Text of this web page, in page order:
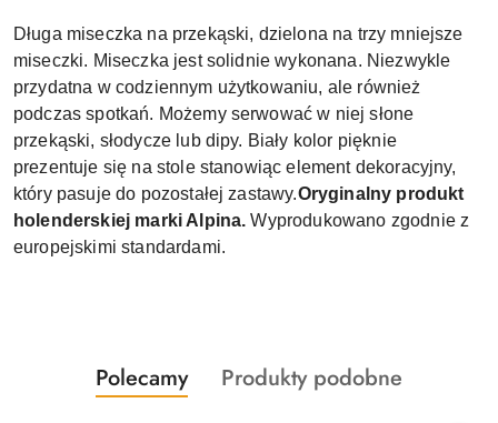
Długa miseczka na przekąski, dzielona na trzy mniejsze
miseczki. Miseczka jest solidnie wykonana. Niezwykle
przydatna w codziennym użytkowaniu, ale również
podczas spotkań. Możemy serwować w niej słone
przekąski, słodycze lub dipy. Biały kolor pięknie
prezentuje się na stole stanowiąc element dekoracyjny,
który pasuje do pozostałej zastawy.Oryginalny produkt
holenderskiej marki Alpina. Wyprodukowano zgodnie z
europejskimi standardami.
Pomiń karuzelę produktów
Produkty
o
Polecamy
Produkty
Produkty podobne